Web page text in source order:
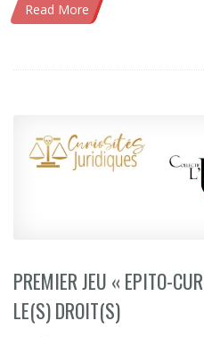
Read More
PREMIER JEU « EPITO-
LE(S) DROIT(S)